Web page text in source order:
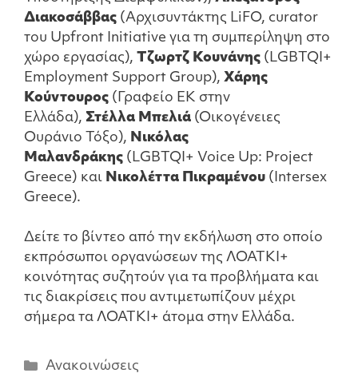
Διακοσάββας (Αρχισυντάκτης LiFO, curator
του Upfront Initiative για τη συμπερίληψη στο
χώρο εργασίας), Τζωρτζ Κουνάνης (LGBTQI+
Employment Support Group), Χάρης
Κούντουρος (Γραφείο ΕΚ στην
Ελλάδα), Στέλλα Μπελιά (Οικογένειες
Ουράνιο Τόξο), Νικόλας
Μαλανδράκης (LGBTQI+ Voice Up: Project
Greece) και Νικολέττα Πικραμένου (Intersex
Greece).
Δείτε το βίντεο από την εκδήλωση στο οποίο
εκπρόσωποι οργανώσεων της ΛΟΑΤΚΙ+
κοινότητας συζητούν για τα προβλήματα και
τις διακρίσεις που αντιμετωπίζουν μέχρι
σήμερα τα ΛΟΑΤΚΙ+ άτομα στην Ελλάδα.
Ανακοινώσεις